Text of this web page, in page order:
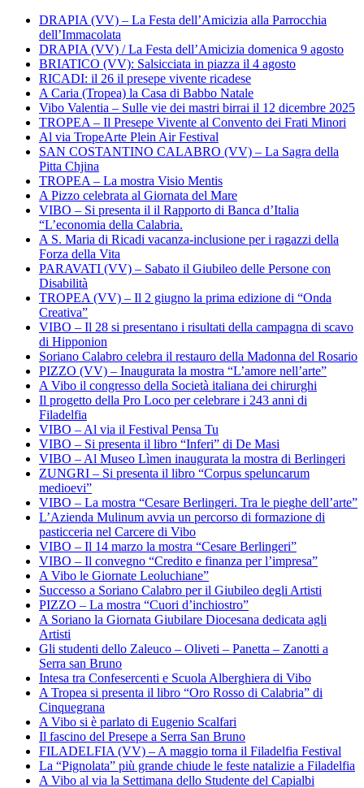
DRAPIA (VV) – La Festa dell’Amicizia alla Parrocchia
dell’Immacolata
DRAPIA (VV) / La Festa dell’Amicizia domenica 9 agosto
BRIATICO (VV): Salsicciata in piazza il 4 agosto
RICADI: il 26 il presepe vivente ricadese
A Caria (Tropea) la Casa di Babbo Natale
Vibo Valentia – Sulle vie dei mastri birrai il 12 dicembre 2025
TROPEA – Il Presepe Vivente al Convento dei Frati Minori
Al via TropeArte Plein Air Festival
SAN COSTANTINO CALABRO (VV) – La Sagra della
Pitta Chjina
TROPEA – La mostra Visio Mentis
A Pizzo celebrata al Giornata del Mare
VIBO – Si presenta il il Rapporto di Banca d’Italia
“L’economia della Calabria.
A S. Maria di Ricadi vacanza-inclusione per i ragazzi della
Forza della Vita
PARAVATI (VV) – Sabato il Giubileo delle Persone con
Disabilità
TROPEA (VV) – Il 2 giugno la prima edizione di “Onda
Creativa”
VIBO – Il 28 si presentano i risultati della campagna di scavo
di Hipponion
Soriano Calabro celebra il restauro della Madonna del Rosario
PIZZO (VV) – Inaugurata la mostra “L’amore nell’arte”
A Vibo il congresso della Società italiana dei chirurghi
Il progetto della Pro Loco per celebrare i 243 anni di
Filadelfia
VIBO – Al via il Festival Pensa Tu
VIBO – Si presenta il libro “Inferi” di De Masi
VIBO – Al Museo Lìmen inaugurata la mostra di Berlingeri
ZUNGRI – Si presenta il libro “Corpus speluncarum
medioevi”
VIBO – La mostra “Cesare Berlingeri. Tra le pieghe dell’arte”
L’Azienda Mulinum avvia un percorso di formazione di
pasticceria nel Carcere di Vibo
VIBO – Il 14 marzo la mostra “Cesare Berlingeri”
VIBO – Il convegno “Credito e finanza per l’impresa”
A Vibo le Giornate Leoluchiane”
Successo a Soriano Calabro per il Giubileo degli Artisti
PIZZO – La mostra “Cuori d’inchiostro”
A Soriano la Giornata Giubilare Diocesana dedicata agli
Artisti
Gli studenti dello Zaleuco – Oliveti – Panetta – Zanotti a
Serra san Bruno
Intesa tra Confesercenti e Scuola Alberghiera di Vibo
A Tropea si presenta il libro “Oro Rosso di Calabria” di
Cinquegrana
A Vibo si è parlato di Eugenio Scalfari
Il fascino del Presepe a Serra San Bruno
FILADELFIA (VV) – A maggio torna il Filadelfia Festival
La “Pignolata” più grande chiude le feste natalizie a Filadelfia
A Vibo al via la Settimana dello Studente del Capialbi